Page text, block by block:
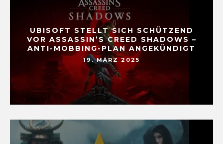
UBISOFT STELLT SICH SCHÜTZEND
VOR ASSASSIN’S CREED SHADOWS –
ANTI-MOBBING-PLAN ANGEKÜNDIGT
19. MÄRZ 2025